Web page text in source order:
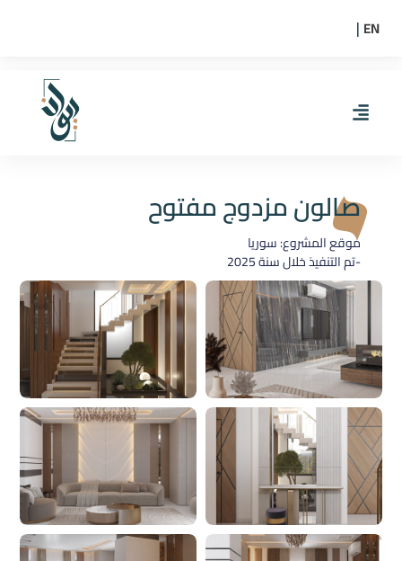
EN
|
صالون مزدوج مفتوح
موقع المشروع: سوريا
-تم التنفيذ خلال سنة2025